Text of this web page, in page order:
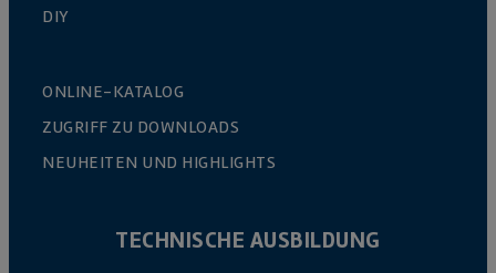
DIY
ONLINE-KATALOG
ZUGRIFF ZU DOWNLOADS
NEUHEITEN UND HIGHLIGHTS
TECHNISCHE AUSBILDUNG